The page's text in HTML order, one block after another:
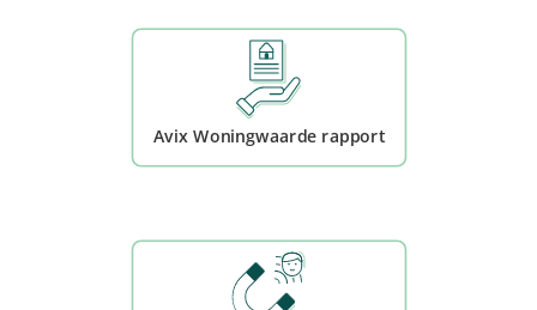
Avix Woningwaarde rapport